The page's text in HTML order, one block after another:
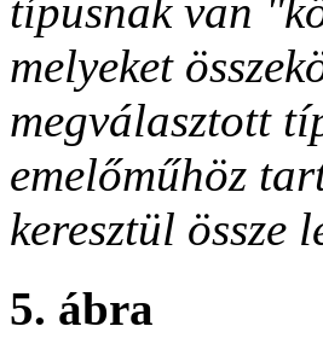
típusnak van
melyeket
megválasztott
emelőműhöz
keresztül össze
5. ábra